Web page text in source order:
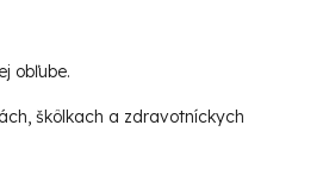
obľube.
škôlkach a zdravotníckych